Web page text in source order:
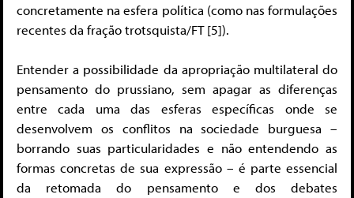
concretamente na esfera política (como nas formulações
recentes da fração trotsquista/FT [5]).
Entender a possibilidade da apropriação multilateral do
pensamento do prussiano, sem apagar as diferenças
entre cada uma das esferas específicas onde se
desenvolvem os conflitos na sociedade burguesa –
borrando suas particularidades e não entendendo as
formas concretas de sua expressão – é parte essencial
da retomada do pensamento e dos debates